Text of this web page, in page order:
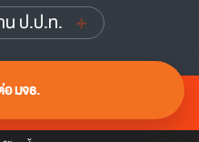
มจธ.
น ป.ป.ท.
8000